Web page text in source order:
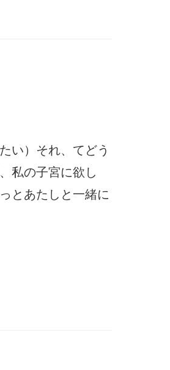
い）それ、てどう
私の子宮に欲し
とあたしと一緒に